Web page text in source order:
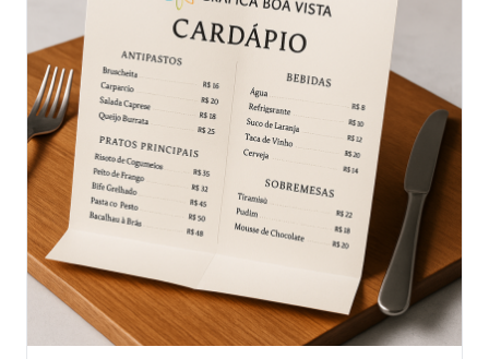
As
opções
podem
ser
escolhidas
na
página
do
produto